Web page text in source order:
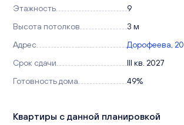
Этажность
9
Высота потолков
3 м
Адрес
Дорофеева, 20
Срок сдачи
III кв. 2027
Готовность дома
49%
Квартиры с данной планировкой